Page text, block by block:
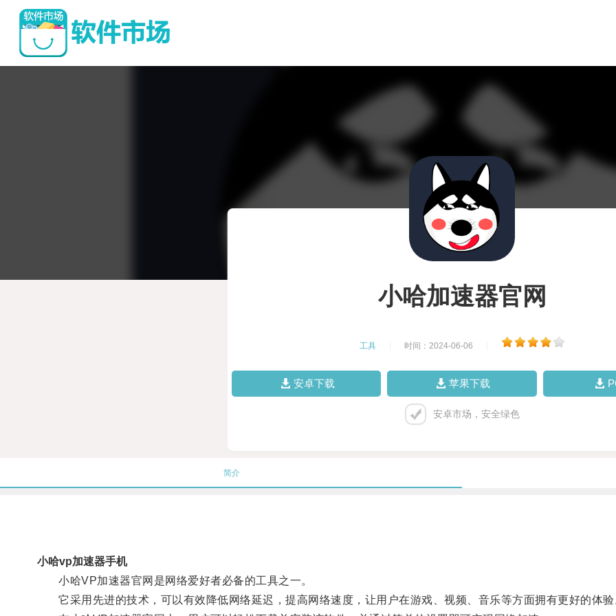
小哈加速器官网
工具 时间：2024-06-06
安卓下载 苹果下载
安卓市场，安全绿色
简介
小哈vp加速器手机
小哈VP加速器官网是网络爱好者必备的工具之一。
它采用先进的技术，可以有效降低网络延迟，提高网络速度，让用户在游戏、视频、音乐等方面拥有更好的体验